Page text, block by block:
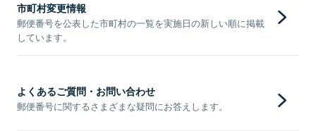
市町村変更情報
郵便番号を公表した市町村の一覧を実施日の新しい順に掲載
しています。
よくあるご質問・お問い合わせ
郵便番号に関するさまざまな疑問にお答えします。